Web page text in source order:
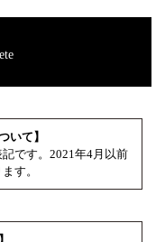
いて】
です。2021年4月以前
す。